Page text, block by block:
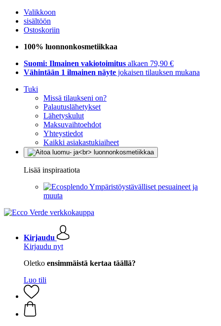
Valikkoon
sisältöön
Ostoskoriin
100% luonnonkosmetiikkaa
Suomi: Ilmainen vakiotoimitus alkaen 79,90 €
Vähintään 1 ilmainen näyte jokaisen tilauksen mukana
Tuki
Missä tilaukseni on?
Palautuslähetykset
Lähetyskulut
Maksuvaihtoehdot
Yhteystiedot
Kaikki asiakastukiaiheet
Lisää inspiraatiota
Ympäristöystävälliset pesuaineet ja
muuta
Kirjaudu
Kirjaudu nyt
Oletko ensimmäistä kertaa täällä?
Luo tili